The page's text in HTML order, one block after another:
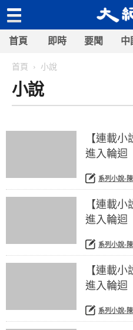
首頁 即時 要聞 中
首頁 小說
小說
【連載
進入輪迴
系列小說-
【連載
進入輪迴
系列小說-
【連載
進入輪迴
系列小說-